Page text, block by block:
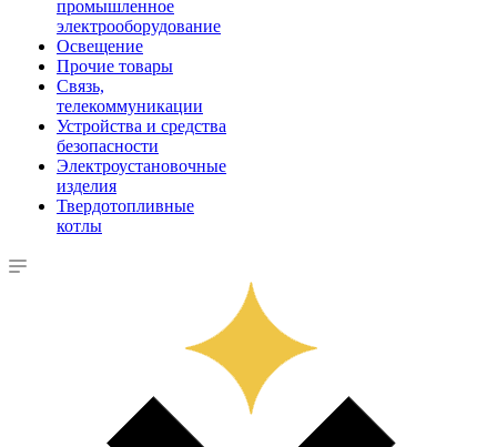
промышленное
электрооборудование
Освещение
Прочие товары
Связь,
телекоммуникации
Устройства и средства
безопасности
Электроустановочные
изделия
Твердотопливные
котлы